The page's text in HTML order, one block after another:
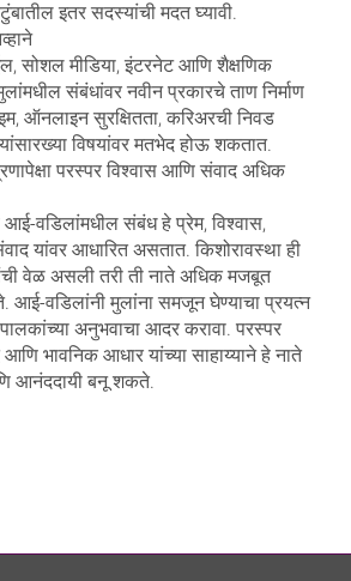
इतर सदस्यांची मदत घ्यावी.
सोशल मीडिया, इंटरनेट आणि शैक्षणिक
संबंधांवर नवीन प्रकारचे ताण निर्माण
ऑनलाइन सुरक्षितता, करिअरची निवड
विषयांवर मतभेद होऊ शकतात.
परस्पर विश्वास आणि संवाद अधिक
वडिलांमधील संबंध हे प्रेम, विश्वास,
यांवर आधारित असतात. किशोरावस्था ही
वेळ असली तरी ती नाते अधिक मजबूत
आई-वडिलांनी मुलांना समजून घेण्याचा प्रयत्न
अनुभवाचा आदर करावा. परस्पर
भावनिक आधार यांच्या साहाय्याने हे नाते
आनंददायी बनू शकते.